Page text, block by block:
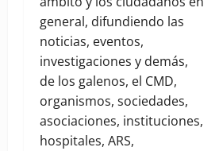
general, difundiendo las
noticias, eventos,
investigaciones y demás,
de los galenos, el CMD,
organismos, sociedades,
asociaciones, instituciones,
hospitales, ARS,